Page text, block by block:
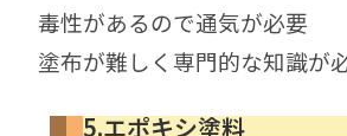
毒性があるので通気が必要
塗布が難しく専門的な知識が
5.エポキシ塗料